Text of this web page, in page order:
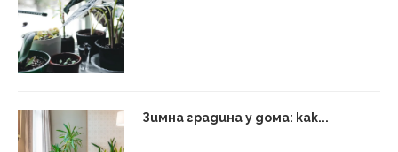
Зимна градина у дома: как...